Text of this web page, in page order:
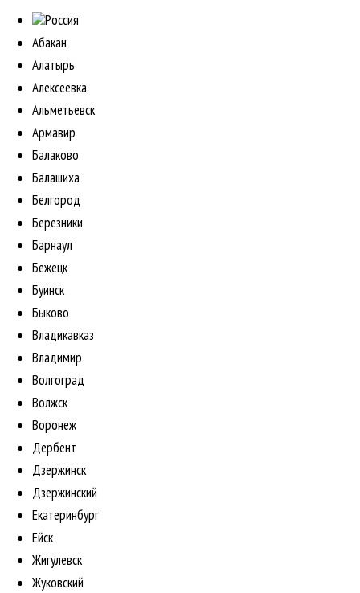
Россия
Абакан
Алатырь
Алексеевка
Альметьевск
Армавир
Балаково
Балашиха
Белгород
Березники
Барнаул
Бежецк
Буинск
Быково
Владикавказ
Владимир
Волгоград
Волжск
Воронеж
Дербент
Дзержинск
Дзержинский
Екатеринбург
Ейск
Жигулевск
Жуковский